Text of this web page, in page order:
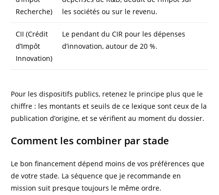
Recherche)
les sociétés ou sur le revenu.
CII (Crédit
d’Impôt
Innovation)
Le pendant du CIR pour les dépenses
d’innovation, autour de 20 %.
Pour les dispositifs publics, retenez le principe plus que le
chiffre : les montants et seuils de ce lexique sont ceux de la
publication d’origine, et se vérifient au moment du dossier.
Comment les combiner par stade
Le bon financement dépend moins de vos préférences que
de votre stade. La séquence que je recommande en
mission suit presque toujours le même ordre.